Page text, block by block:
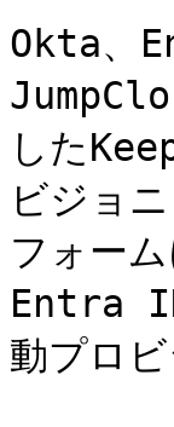
Okta、
した
ビジョ
フォー
Entra
動プロ